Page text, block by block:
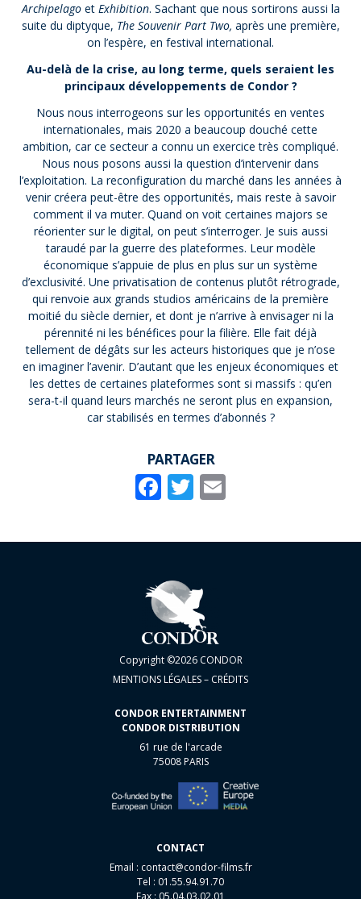
Archipelagoet Exhibition. Sachant que nous sortirons aussi la
suite du diptyque, The Souvenir Part Two, après une première,
on l’espère, en festival international.
Au-delà de la crise, au long terme, quels seraient les
principaux développements de Condor ?
Nous nous interrogeons sur les opportunités en ventes
internationales, mais 2020 a beaucoup douché cette
ambition, car ce secteur a connu un exercice très compliqué.
Nous nous posons aussi la question d’intervenir dans
l’exploitation. La reconfiguration du marché dans les années à
venir créera peut-être des opportunités, mais reste à savoir
comment il va muter. Quand on voit certaines majors se
réorienter sur le digital, on peut s’interroger. Je suis aussi
taraudé par la guerre des plateformes. Leur modèle
économique s’appuie de plus en plus sur un système
d’exclusivité. Une privatisation de contenus plutôt rétrograde,
qui renvoie aux grands studios américains de la première
moitié du siècle dernier, et dont je n’arrive à envisager ni la
pérennité ni les bénéfices pour la filière. Elle fait déjà
tellement de dégâts sur les acteurs historiques que je n’ose
en imaginer l’avenir. D’autant que les enjeux économiques et
les dettes de certaines plateformes sont si massifs : qu’en
sera-t-il quand leurs marchés ne seront plus en expansion,
car stabilisés en termes d’abonnés ?
PARTAGER
Facebook
Twitter
Copyright ©2026 CONDOR
MENTIONS LÉGALES – CRÉDITS
CONDOR ENTERTAINMENT
CONDOR DISTRIBUTION
61 rue de l'arcade
75008 PARIS
CONTACT
Email : contact@condor-films.fr
Tel : 01.55.94.91.70
Fax : 05.04.03.02.01